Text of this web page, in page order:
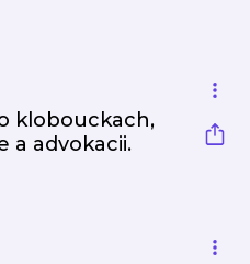
klobouckach,
a advokacii.